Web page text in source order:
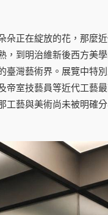
正在綻放的花，那麼
到明治維新後西方美
灣藝術界。展覽中特
室技藝員等近代工藝
藝與美術尚未被明確